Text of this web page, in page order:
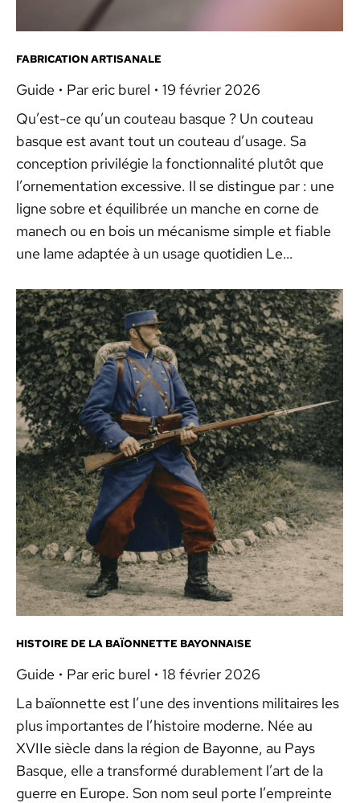
FABRICATION ARTISANALE
Guide Par eric burel
19 février 2026
Qu’est-ce qu’un couteau basque ? Un couteau
basque est avant tout un couteau d’usage. Sa
conception privilégie la fonctionnalité plutôt que
l’ornementation excessive. Il se distingue par : une
ligne sobre et équilibrée un manche en corne de
manech ou en bois un mécanisme simple et fiable
une lame adaptée à un usage quotidien Le…
HISTOIRE DE LA BAÏONNETTE BAYONNAISE
Guide Par eric burel
18 février 2026
La baïonnette est l’une des inventions militaires les
plus importantes de l’histoire moderne. Née au
XVIIe siècle dans la région de Bayonne, au Pays
Basque, elle a transformé durablement l’art de la
guerre en Europe. Son nom seul porte l’empreinte